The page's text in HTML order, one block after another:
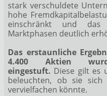
stark verschuldete
hohe
einschränkt und das
Marktphasen deutlich
Das erstaunliche
4.400 Aktien
eingestuft. Diese gilt es
beleuchten, ob sie
vervielfachen könnte.